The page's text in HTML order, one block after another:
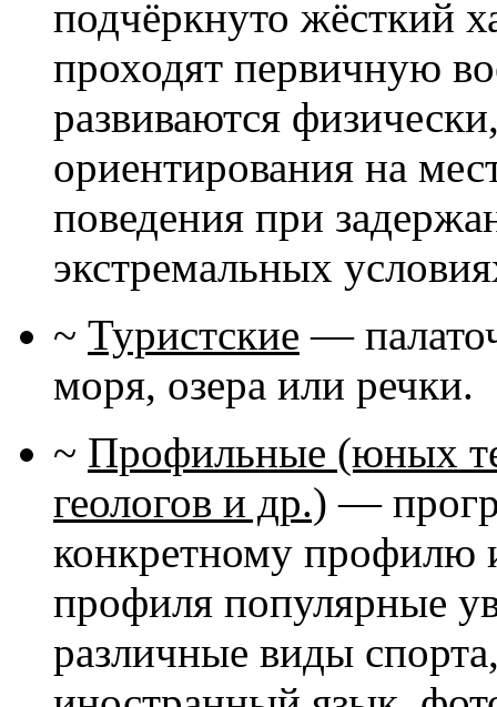
подчёркнуто жёсткий
проходят первичную
развиваются
ориентирования на
поведения при
экстремальных
~ Туристские —
моря, озера или речки.
~ Профильные (юных
геологов и др.) —
конкретному профилю
профиля популярные
различные виды